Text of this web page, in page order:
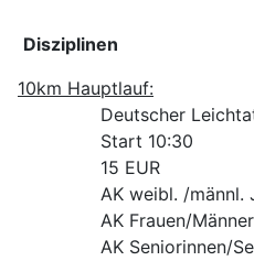
Disziplinen
10km Hauptlauf:
Deutscher
Start 10:30
15 EUR
AK weibl. /
AK Frauen/
AK Seniorinnen/